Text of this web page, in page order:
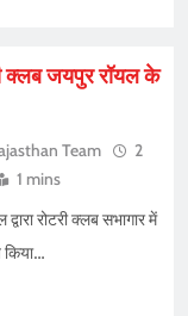
क्लब जयपुर रॉयल के
Team
2
1 mins
रोटरी क्लब सभागार में